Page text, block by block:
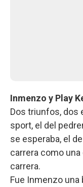
Inmenzo y Play
Dos triunfos, dos
sport, el del
se esperaba, el
carrera como
carrera.
Fue Inmenzo una